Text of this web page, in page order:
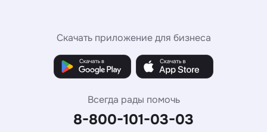
Скачать приложение для бизнеса
Всегда рады помочь
8-800-101-03-03